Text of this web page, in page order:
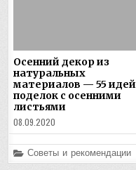
Осенний декор из
натуральных
материалов — 55 идей
поделок с осенними
листьями
08.09.2020
Posted
in
Советы и рекомендации